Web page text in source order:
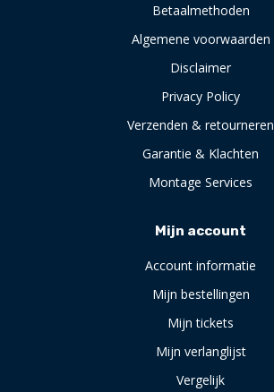
Betaalmethoden
Algemene voorwaarden
Disclaimer
Privacy Policy
Verzenden & retourneren
Garantie & Klachten
Montage Services
Mijn account
Account informatie
Mijn bestellingen
Mijn tickets
Mijn verlanglijst
Vergelijk